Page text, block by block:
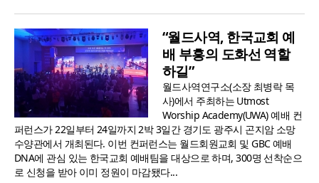
“월드사역, 한국교회 예
배 부흥의 도화선 역할
하길”
월드사역연구소(소장 최병락 목
사)에서 주최하는 Utmost
Worship Academy(UWA) 예배 컨
퍼런스가 22일부터 24일까지 2박 3일간 경기도 광주시 곤지암 소망
수양관에서 개최된다. 이번 컨퍼런스는 월드회원교회 및 GBC 예배
DNA에 관심 있는 한국교회 예배팀을 대상으로 하며, 300명 선착순으
로 신청을 받아 이미 정원이 마감됐다...